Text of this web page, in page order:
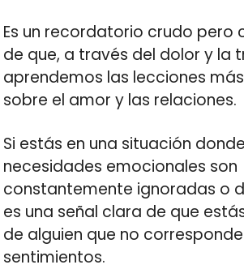
Es un recordatorio crudo pero
de que, a través del dolor y la
aprendemos las lecciones
sobre el amor y las relaciones.
Si estás en una situación
necesidades emocionales son
constantemente ignoradas o
es una señal clara de que
de alguien que no
sentimientos.